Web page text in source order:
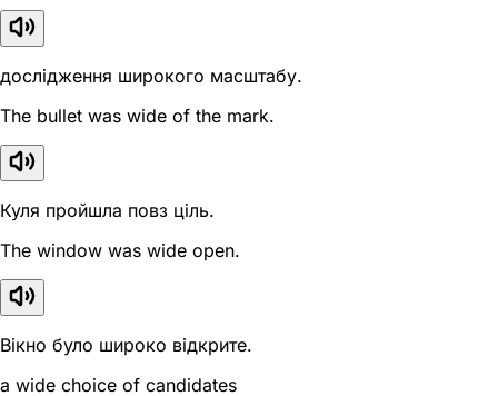
дослідження широкого масштабу.
The bullet was wide of the mark.
Куля пройшла повз ціль.
The window was wide open.
Вікно було широко відкрите.
a wide choice of candidates